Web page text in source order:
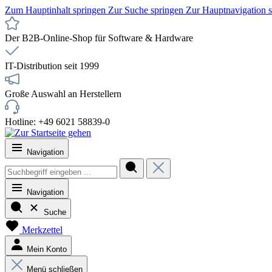
Zum Hauptinhalt springen Zur Suche springen Zur Hauptnavigation
Der B2B-Online-Shop für Software & Hardware
IT-Distribution seit 1999
Große Auswahl an Herstellern
Hotline: +49 6021 58839-0
Navigation
Navigation
Suche
Merkzettel
Mein Konto
Menü schließen